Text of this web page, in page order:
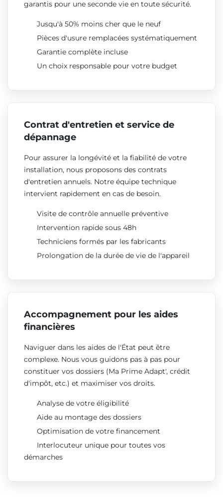
garantis pour une seconde vie en toute sécurité.
Jusqu'à 50% moins cher que le neuf
Pièces d'usure remplacées systématiquement
Garantie complète incluse
Un choix responsable pour votre budget
Contrat d'entretien et service de
dépannage
Pour assurer la longévité et la fiabilité de votre
installation, nous proposons des contrats
d'entretien annuels. Notre équipe technique
intervient rapidement en cas de besoin.
Visite de contrôle annuelle préventive
Intervention rapide sous 48h
Techniciens formés par les fabricants
Prolongation de la durée de vie de l'appareil
Accompagnement pour les aides
financières
Naviguer dans les aides de l'État peut être
complexe. Nous vous guidons pas à pas pour
constituer vos dossiers (Ma Prime Adapt', crédit
d'impôt, etc.) et maximiser vos droits.
Analyse de votre éligibilité
Aide au montage des dossiers
Optimisation de votre financement
Interlocuteur unique pour toutes vos
démarches